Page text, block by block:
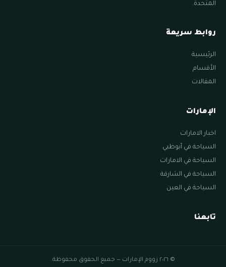
المتحدة.
روابط سريعة
الرئيسية
الأقسام
المقالات
الإمارات
اخبار الامارات
السياحة في أبوظبي
السياحة في الامارات
السياحة في الشارقة
السياحة في العين
تابعنا
© ٢٠٢٦ زووم الإمارات — جميع الحقوق محفوظة.